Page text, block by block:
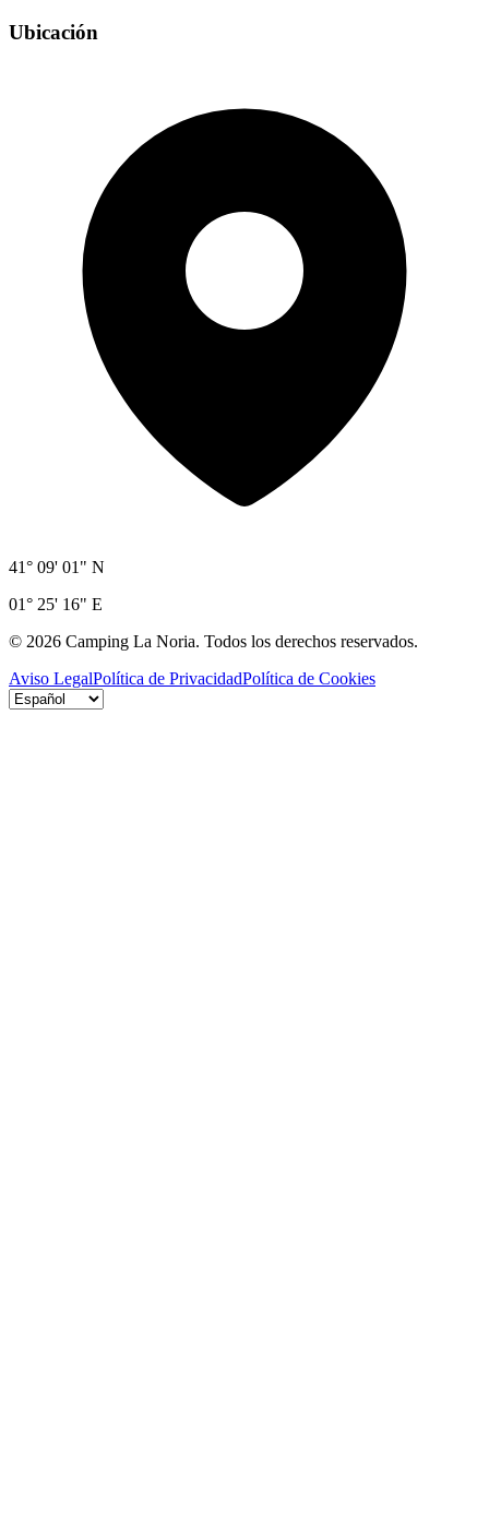
Ubicación
41° 09' 01" N
01° 25' 16" E
© 2026 Camping La Noria. Todos los derechos reservados.
Aviso LegalPolítica de PrivacidadPolítica de Cookies